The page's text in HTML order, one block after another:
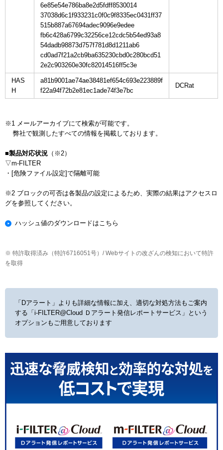
6e85e54e786ba8e2d5fdff8530014
37038d6c1f933231c0f0c9f8335ec0431ff37
515b887a67694adec9096e9edee
fb6c428a6799c32256ce12cdc5b54ed93a8
54dadb98873d757f781d8d1211ab6
cd0ad7f21a2cb9ba635230cbd0c280bcd51
2e2c903260e30fc82014516ff5c3e
HAS
H
a81b9001ae74ae38481ef654c693e223889f
f22a94f72b2e81ec1ade74f3e7bc
※1 メールアーカイブにて検索が可能です。
■製品対応状況 （※2）
▽m-FILTER
・[危険ファイル設定]で隔離可能
※2 ブロックの可否は各製品の設定によるため、実際の結果はアクセスロ
ハッシュ値のダウンロードはこちら
※ 特許取得済み（特許6716051号）/ Webサイトの改ざんの検知において特許
を取得
「Dアラート」よりも詳細な情報に加え、適切な対処方法もご案内
する 「i-FILTER@Cloud Ｄアラート発信レポートサービス」という
オプションもご用意しております